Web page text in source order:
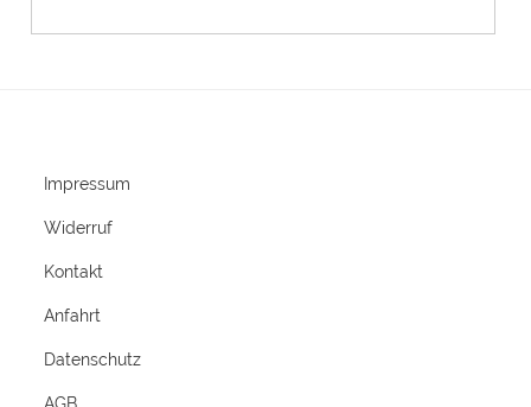
Impressum
Widerruf
Kontakt
Anfahrt
Datenschutz